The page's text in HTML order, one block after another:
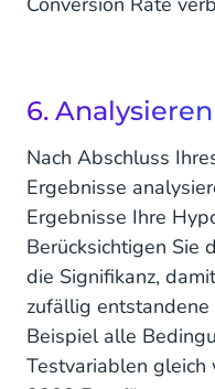
6.
Nach Abschluss
Ergebnisse
Ergebnisse Ihre
Berücksichtigen Sie
die Signifikanz,
zufällig entstandene
Beispiel alle
Testvariablen gleich